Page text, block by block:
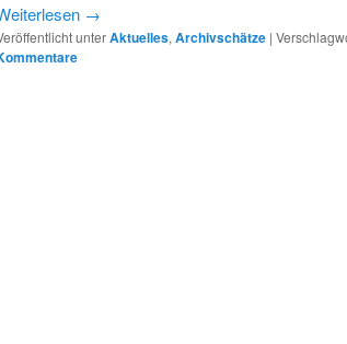
→
unterAktuelles, Archivschätze |